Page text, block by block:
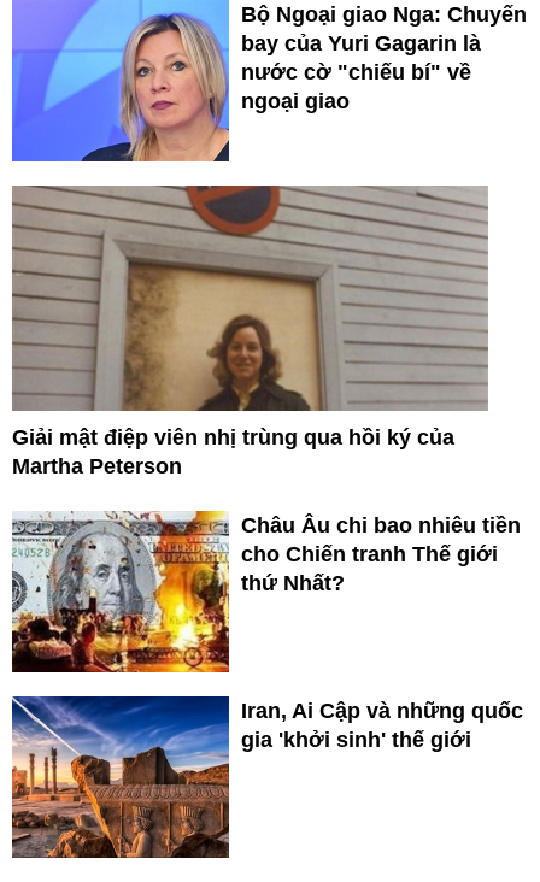
Bộ Ngoại giao Nga: Chuyến
bay của Yuri Gagarin là
nước cờ "chiếu bí" về
ngoại giao
Giải mật điệp viên nhị trùng qua hồi ký của
Martha Peterson
Châu Âu chi bao nhiêu tiền
cho Chiến tranh Thế giới
thứ Nhất?
Iran, Ai Cập và những quốc
gia 'khởi sinh' thế giới